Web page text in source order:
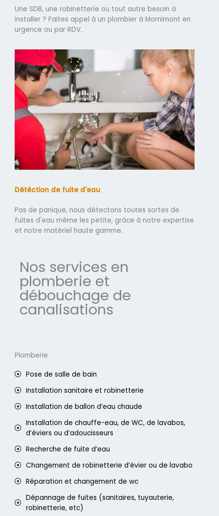
Une SDB, une robinetterie ou tout autre besoin à
installer ? Faites appel à un plombier à Mornimont en
urgence ou par RDV.
Détéction de fuite d'eau
Pas de panique, nous détectons toutes sortes de
fuites d'eau même les petite, grâce à notre expertise
et notre matériel haute gamme.
Nos services en
plomberie et
débouchage de
canalisations
Plomberie
Pose de salle de bain
Installation sanitaire et robinetterie
Installation de ballon d’eau chaude
Installation de chauffe-eau, de WC, de lavabos,
d’éviers ou d’adoucisseurs
Recherche de fuite d’eau
Changement de robinetterie d’évier ou de lavabo
Réparation et changement de wc
Dépannage de fuites (sanitaires, tuyauterie,
robinetterie, etc)